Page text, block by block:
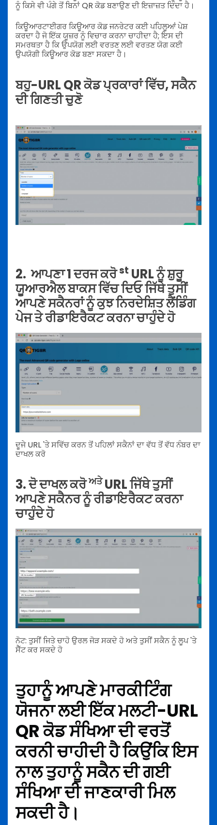
ਨੂੰ ਕਿਸੇ ਵੀ ਪੰਗੇ ਤੋਂ ਬਿਨਾਂ QR ਕੋਡ ਬਣਾਉਣ ਦੀ ਇਜ਼ਾਜ਼ਤ ਦਿੰਦਾ ਹੈ।
ਕਿਊਆਰਟਾਈਗਰ ਕਿਊਆਰ ਕੋਡ ਜਨਰੇਟਰ ਕਈ ਪਹਿਲੂਆਂ ਪੇਸ਼
ਕਰਦਾ ਹੈ ਜੋ ਇੱਕ ਯੂਜ਼ਰ ਨੂੰ ਵਿਚਾਰ ਕਰਨਾ ਚਾਹੀਦਾ ਹੈ; ਇਸ ਦੀ
ਸਮਰਥਤਾ ਹੈ ਕਿ ਉਪਯੋਗ ਲਈ ਵਰਤਣ ਲਈ ਵਰਤਣ ਯੋਗ ਕਈ
ਉਪਯੋਗੀ ਕਿਊਆਰ ਕੋਡ ਬਣਾ ਸਕਦਾ ਹੈ।
ਬਹੁ-URL QR ਕੋਡ ਪ੍ਰਕਾਰਾਂ ਵਿੱਚ, ਸਕੈਨ
ਦੀ ਗਿਣਤੀ ਚੁਣੋ
2.ਆਪਣਾ 1 ਦਰਜ ਕਰੋst URL ਨੂੰ ਸ਼ੁਰੂ
ਯੂਆਰਐਲ ਬਾਕਸ ਵਿੱਚ ਦਿਓ ਜਿੱਥੇ ਤੁਸੀਂ
ਆਪਣੇ ਸਕੈਨਰਾਂ ਨੂੰ ਕੁਝ ਨਿਰਦੇਸ਼ਿਤ ਲੈਂਡਿੰਗ
ਪੇਜ ਤੇ ਰੀਡਾਇਰੈਕਟ ਕਰਨਾ ਚਾਹੁੰਦੇ ਹੋ
ਦੂਜੇ URL 'ਤੇ ਸਵਿੱਚ ਕਰਨ ਤੋਂ ਪਹਿਲਾਂ ਸਕੈਨਾਂ ਦਾ ਵੱਧ ਤੋਂ ਵੱਧ ਨੰਬਰ ਦਾ
ਦਾਖਲ ਕਰੋ
3. ਦੋ ਦਾਖਲ ਕਰੋਅਤੇURL ਜਿੱਥੇ ਤੁਸੀਂ
ਆਪਣੇ ਸਕੈਨਰ ਨੂੰ ਰੀਡਾਇਰੈਕਟ ਕਰਨਾ
ਚਾਹੁੰਦੇ ਹੋ
ਨੋਟ: ਤੁਸੀਂ ਜਿਤੇ ਚਾਹੋ ਉਰਲ ਜੋੜ ਸਕਦੇ ਹੋ ਅਤੇ ਤੁਸੀਂ ਸਕੈਨ ਨੂੰ ਲੂਪ 'ਤੇ
ਸੈੱਟ ਕਰ ਸਕਦੇ ਹੋ
ਤੁਹਾਨੂੰ ਆਪਣੇ ਮਾਰਕੀਟਿੰਗ
ਯੋਜਨਾ ਲਈ ਇੱਕ ਮਲਟੀ-URL
QR ਕੋਡ ਸੰਖਿਆ ਦੀ ਵਰਤੋਂ
ਕਰਨੀ ਚਾਹੀਦੀ ਹੈ ਕਿਉਂਕਿ ਇਸ
ਨਾਲ ਤੁਹਾਨੂੰ ਸਕੈਨ ਦੀ ਗਈ
ਸੰਖਿਆ ਦੀ ਜਾਣਕਾਰੀ ਮਿਲ
ਸਕਦੀ ਹੈ।